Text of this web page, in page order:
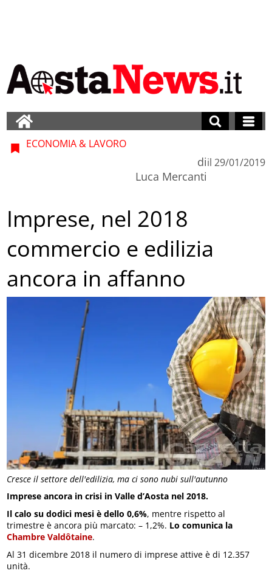
Cresce il settore dell'edilizia, ma ci sono nubi sull'autunno
ECONOMIA & LAVORO
di
Luca Mercanti
il 29/01/2019
Imprese, nel 2018
commercio e edilizia
ancora in affanno
Imprese ancora in crisi in Valle d’Aosta nel 2018.
Il calo su dodici mesi è dello 0,6%, mentre rispetto al
trimestre è ancora più marcato: – 1,2%. Lo comunica la
Chambre Valdôtaine.
Al 31 dicembre 2018 il numero di imprese attive è di 12.357
unità.